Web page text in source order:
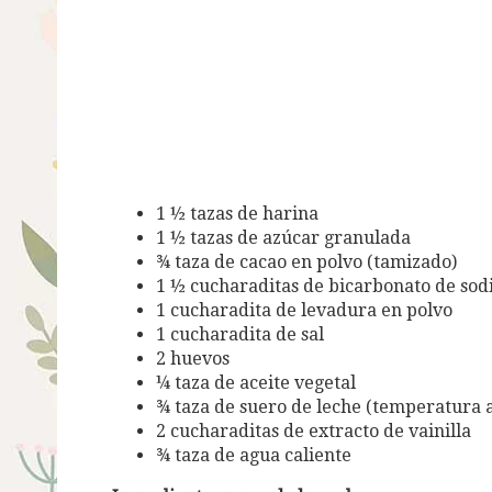
1 ½ tazas de harina
1 ½ tazas de azúcar granulada
¾ taza de cacao en polvo (tamizado)
1 ½ cucharaditas de bicarbonato de
1 cucharadita de levadura en polvo
1 cucharadita de sal
2 huevos
¼ taza de aceite vegetal
¾ taza de suero de leche (temperatura
2 cucharaditas de extracto de vainilla
¾ taza de agua caliente